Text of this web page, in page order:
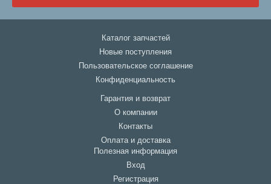
Каталог запчастей
Новые поступления
Пользовательское соглашение
Конфиденциальность
Гарантия и возврат
О компании
Контакты
Оплата и доставка
Полезная информация
Вход
Регистрация